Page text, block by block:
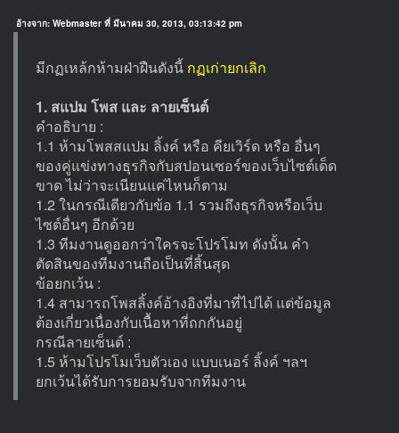
อ้างจาก: Webmaster ที่ มีนาคม 30, 2013, 03:13:42 pm
มีกฏเหล้กห้ามฝ่าฝืนดังนี้ กฏเก่ายกเลิก
1. สแปม โพส และ ลายเซ็นต์
คำอธิบาย :
1.1 ห้ามโพสสแปม ลิ้งค์ หรือ คียเวิร์ด หรือ อื่นๆ
ของคู่แข่งทางธุรกิจกับสปอนเซอร์ของเว็บไซต์เด็ด
ขาด ไม่ว่าจะเนียนแค่ไหนก็ตาม
1.2 ในกรณีเดียวกับข้อ 1.1 รวมถึงธุรกิจหรือเว็บ
ไซต์อื่นๆ อีกด้วย
1.3 ทีมงานดูออกว่าใครจะโปรโมท ดังนั้น คำ
ตัดสินของทีมงานถือเป็นที่สิ้นสุด
ข้อยกเว้น :
1.4 สามารถโพสลิ้งค์อ้างอิงที่มาที่ไปได้ แต่ข้อมูล
ต้องเกี่ยวเนื่องกับเนื้อหาที่ถกกันอยู่
กรณีลายเซ็นต์ :
1.5 ห้ามโปรโมเว็บตัวเอง แบบเนอร์ ลิ้งค์ ฯลฯ
ยกเว้นได้รับการยอมรับจากทีมงาน